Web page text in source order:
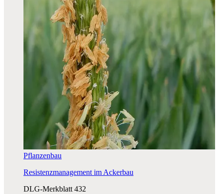
Pflanzenbau
Resistenzmanagement im Ackerbau
DLG-Merkblatt 432